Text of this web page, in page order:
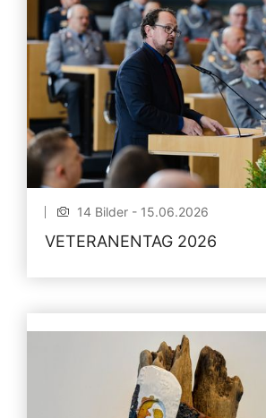
14 Bilder - 15.06.2026
VETERANENTAG 2026